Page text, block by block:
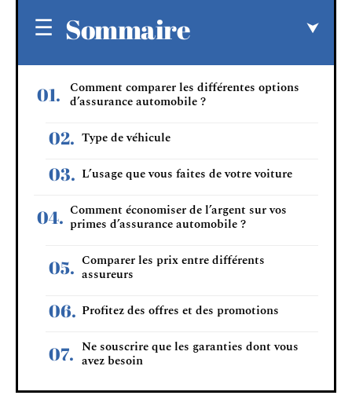
Sommaire
Comment comparer les différentes options
d’assurance automobile ?
Type de véhicule
L’usage que vous faites de votre voiture
Comment économiser de l’argent sur vos
primes d’assurance automobile ?
Comparer les prix entre différents
assureurs
Profitez des offres et des promotions
Ne souscrire que les garanties dont vous
avez besoin